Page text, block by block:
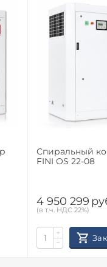
Спиральный
FINI OS 22-08
4 950 299
(в т.ч. НДС 22%)
+
−